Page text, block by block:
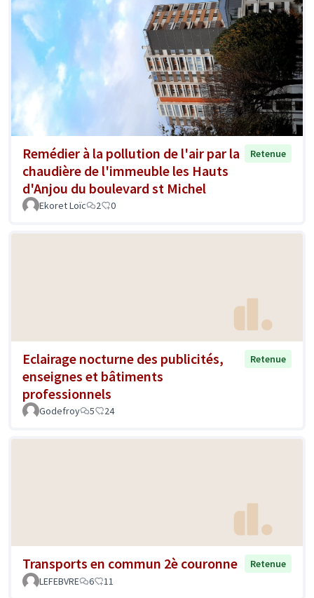
Remédier à la pollution de l'air par la
chaudière de l'immeuble les Hauts
d'Anjou du boulevard st Michel
Retenue
Ekoret Loïc 2 0
Eclairage nocturne des publicités,
enseignes et bâtiments
professionnels
Retenue
Godefroy 5 24
Transports en commun 2è couronne
Retenue
LEFEBVRE
6 11